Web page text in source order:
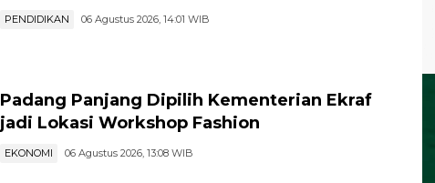
PENDIDIKAN 06 Agustus 2026, 14:01 WIB
Padang Panjang Dipilih Kementerian Ekraf
jadi Lokasi Workshop Fashion
EKONOMI 06 Agustus 2026, 13:08 WIB